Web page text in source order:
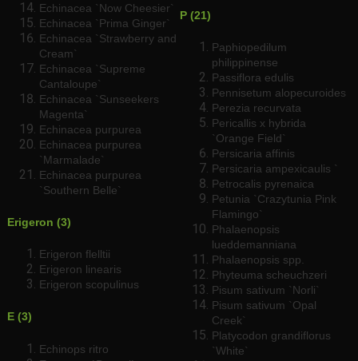
Echinacea `Now Cheesier`
Echinacea `Prima Ginger`
Echinacea `Strawberry and
Cream`
Echinacea `Supreme
Cantaloupe`
Echinacea `Sunseekers
Magenta`
Echinacea purpurea
Echinacea purpurea
`Marmalade`
Echinacea purpurea
`Southern Belle`
Erigeron (3)
Erigeron flelltii
Erigeron linearis
Erigeron scopulinus
E (3)
Echinops ritro
P (21)
Paphiopedilum
philippinense
Passiflora edulis
Pennisetum alopecuroides
Perezia recurvata
Pericallis x hybrida
`Orange Field`
Persicaria affinis
Persicaria ampexicaulis `
Petrocalis pyrenaica
Petunia `Crazytunia Pink
Flamingo`
Phalaenopsis
lueddemanniana
Phalaenopsis spp.
Phyteuma scheuchzeri
Pisum sativum `Norli`
Pisum sativum `Opal
Creek`
Platycodon grandiflorus
`White`